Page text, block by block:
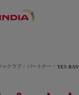
ャクラブ パートナー YES